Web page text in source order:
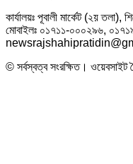
কার্যালয়ঃ পূবালী মার্কেট (২য় তলা),
মোবাইলঃ ০১৭১১-০০০২৯৬,
© সর্বস্বত্ব সংরক্ষিত। ওয়েবসাইট